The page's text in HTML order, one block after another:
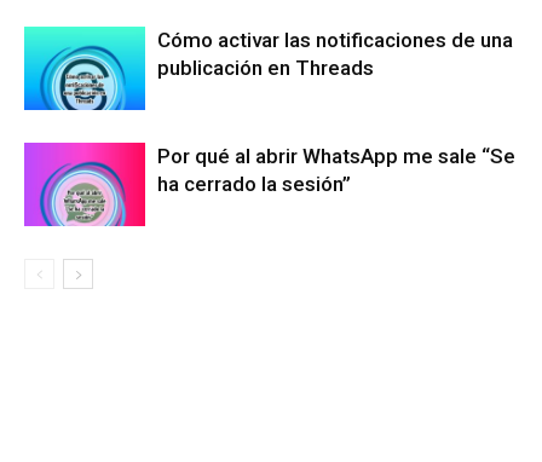
Cómo activar las notificaciones de una
publicación en Threads
Por qué al abrir WhatsApp me sale “Se
ha cerrado la sesión”